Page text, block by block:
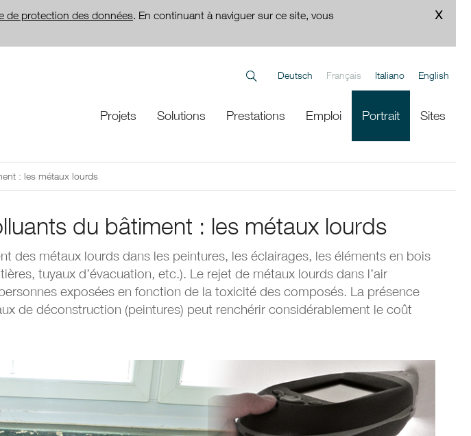
de protection des données. En continuant à naviguer sur ce site, vous
Deutsch Français Italiano English
Projets Solutions Prestations Emploi Portrait Sites
: les métaux lourds
du bâtiment : les métaux lourds
des métaux lourds dans les peintures, les éclairages, les éléments en bois
tuyaux d’évacuation, etc.). Le rejet de métaux lourds dans l’air
exposées en fonction de la toxicité des composés. La présence
de déconstruction (peintures) peut renchérir considérablement le coût